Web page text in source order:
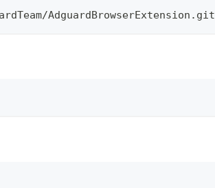
AdguardBrowserExtension.git